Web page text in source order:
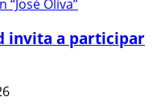
invita a participar